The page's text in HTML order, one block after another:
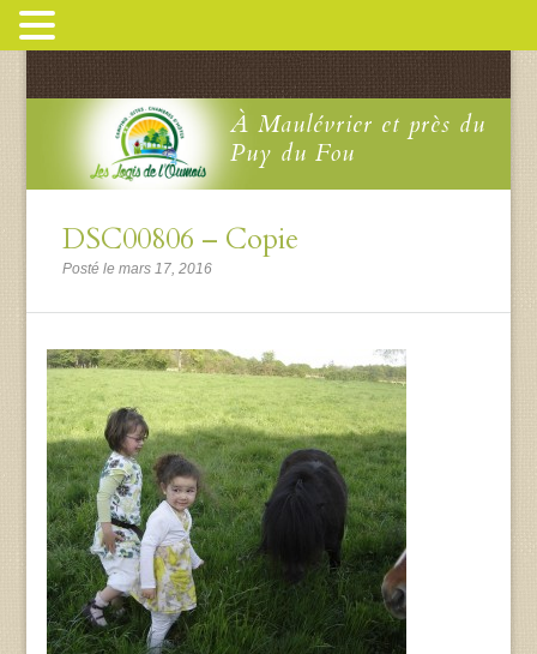
À Maulévrier et près du
Puy du Fou
DSC00806 – Copie
Posté le mars 17, 2016